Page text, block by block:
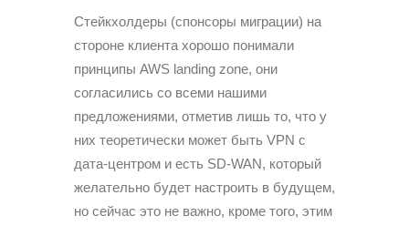
Стейкхолдеры (спонсоры миграции) на
стороне клиента хорошо понимали
принципы AWS landing zone, они
согласились со всеми нашими
предложениями, отметив лишь то, что у
них теоретически может быть VPN с
дата-центром и есть SD-WAN, который
желательно будет настроить в будущем,
но сейчас это не важно, кроме того, этим